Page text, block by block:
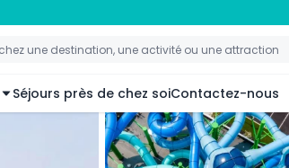
Séjours près de chez soiContactez-nous